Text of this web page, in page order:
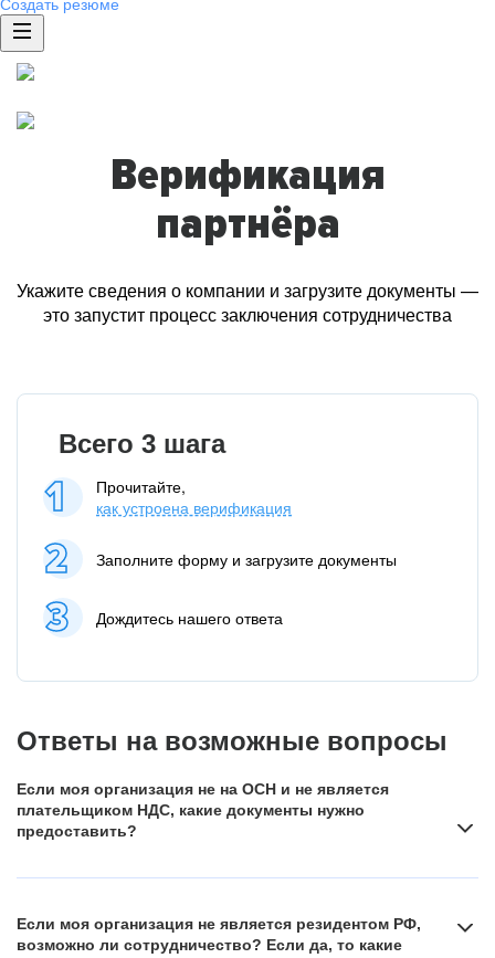
Верификация
партнёра
Укажите сведения о компании и загрузите документы —
это запустит процесс заключения сотрудничества
Всего 3 шага
Прочитайте,
как устроена верификация
Заполните форму и загрузите документы
Дождитесь нашего ответа
Ответы на возможные вопросы
Если моя организация не на ОСН и не является
плательщиком НДС, какие документы нужно
предоставить?
применения ими упрощённой системы налогообложения,
Если моя организация не является резидентом РФ,
возможно ли сотрудничество? Если да, то какие